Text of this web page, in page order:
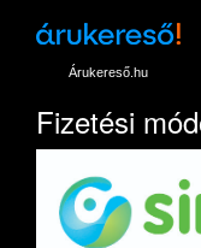
Árukereső.hu
Fizetési